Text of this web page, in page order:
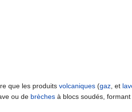
que les produits volcaniques (gaz , et
ou de brèches à blocs soudés, formant